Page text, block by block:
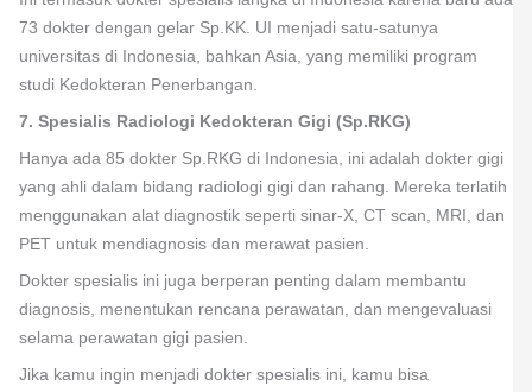
73 dokter dengan gelar Sp.KK. UI menjadi satu-satunya
universitas di Indonesia, bahkan Asia, yang memiliki program
studi Kedokteran Penerbangan.
7. Spesialis Radiologi Kedokteran Gigi (Sp.RKG)
Hanya ada 85 dokter Sp.RKG di Indonesia, ini adalah dokter gigi
yang ahli dalam bidang radiologi gigi dan rahang. Mereka terlatih
menggunakan alat diagnostik seperti sinar-X, CT scan, MRI, dan
PET untuk mendiagnosis dan merawat pasien.
Dokter spesialis ini juga berperan penting dalam membantu
diagnosis, menentukan rencana perawatan, dan mengevaluasi
selama perawatan gigi pasien.
Jika kamu ingin menjadi dokter spesialis ini, kamu bisa